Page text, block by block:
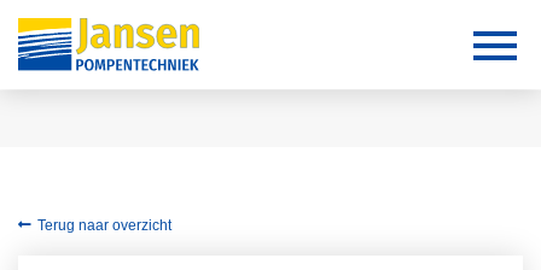
Terug naar overzicht